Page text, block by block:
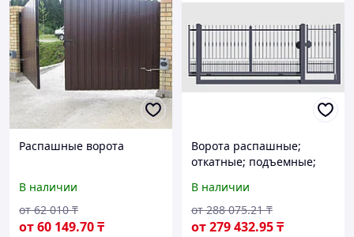
Распашные ворота
В наличии
от60 149.70₸
от 62 010 ₸
Ворота распашные;
откатные; подъемные;
противопожарные;
рулонные; сдвижные;
секционные
В наличии
от279 432.95₸
от 288 075.21 ₸